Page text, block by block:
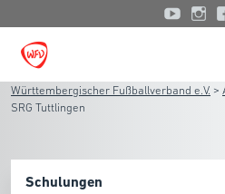
Württembergischer Fußballverband e.V. >
SRG Tuttlingen
Schulungen